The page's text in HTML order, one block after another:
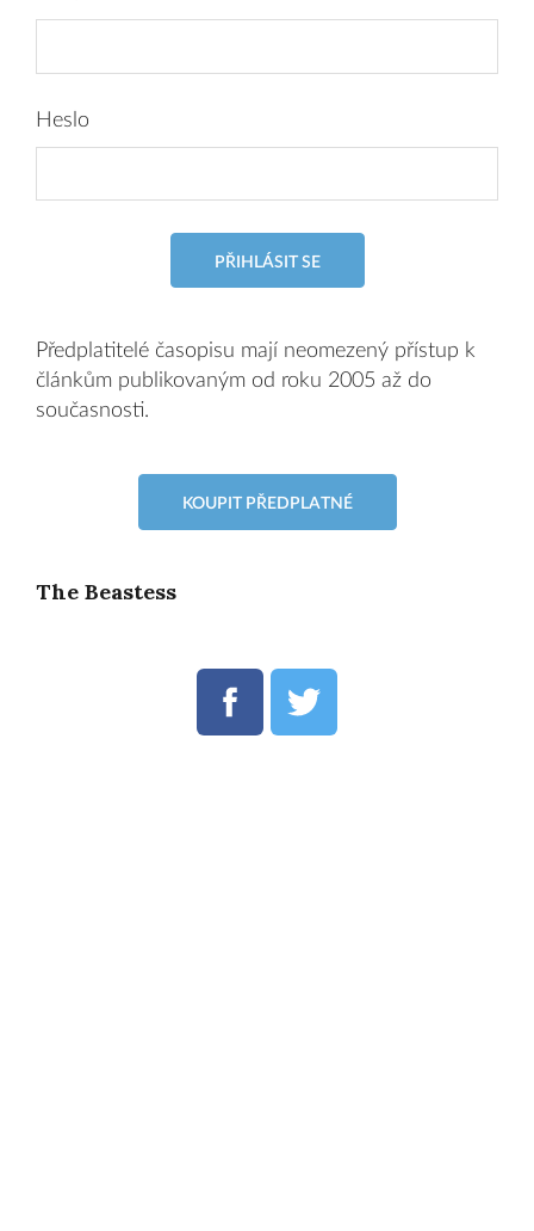
Heslo
PŘIHLÁSIT SE
Předplatitelé časopisu mají neomezený přístup k
článkům publikovaným od roku 2005 až do
současnosti.
KOUPIT PŘEDPLATNÉ
The Beastess